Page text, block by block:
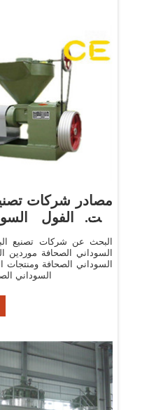
مصادر شركات
زيت الفول
البحث عن شركات تصنيع
السوداني الصحافة موردين
السوداني الصحافة
السوداني